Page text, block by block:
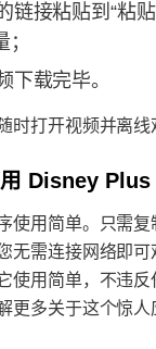
链接粘贴到“粘
下载完毕。
时打开视频并离线
Disney Plus
使用简单。只需
无需连接网络即
使用简单，不违
更多关于这个惊人